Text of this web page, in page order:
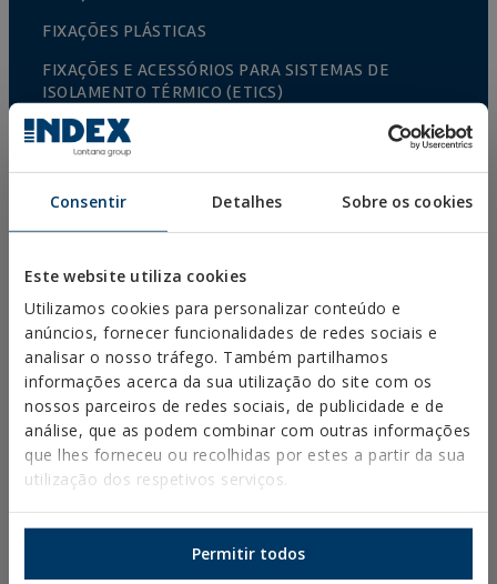
Consentir Detalhes Sobre os cookies
Este website utiliza cookies
Utilizamos cookies para personalizar conteúdo e
anúncios, fornecer funcionalidades de redes sociais e
analisar o nosso tráfego. Também partilhamos
informações acerca da sua utilização do site com os
nossos parceiros de redes sociais, de publicidade e de
análise, que as podem combinar com outras informações
que lhes forneceu ou recolhidas por estes a partir da sua
utilização dos respetivos serviços.
Permitir todos
FIXAÇÕES PLÁSTICAS
FIXAÇÕES E ACESSÓRIOS PARA SISTEMAS DE
ISOLAMENTO TÉRMICO (ETICS)
FIXAÇÕES PARA MATERIAIS OCOS
REBITES
ACESSÓRIOS PARA CABOS E CORRENTES
CULTIVO PROTEGIDO
VEDAÕES E GAIOLAS
FIXAÇÕES E ACESSÓRIOS PARA PLACA DE GESSO
FIXAÇÃO DIRETA
PARAFUSOS PARA TELHADOS E FACHADAS
PARAFUSOS BROCA, ROSCA CHAPA E PVC
PARAFUSOS PARA MADEIRA
ESCÁPULAS, PITÕES/CAMARÕES E PONTAS